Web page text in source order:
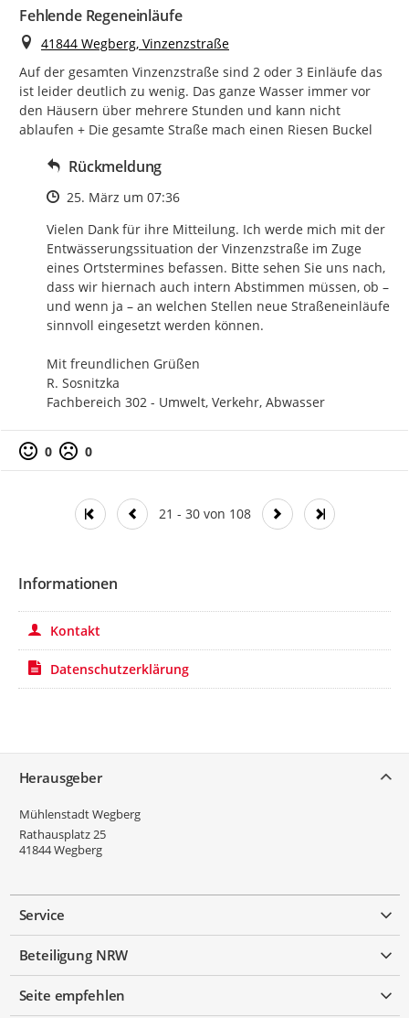
Fehlende Regeneinläufe
Ort
41844 Wegberg, Vinzenzstraße
Auf der gesamten Vinzenzstraße sind 2 oder 3 Einläufe das
ist leider deutlich zu wenig. Das ganze Wasser immer vor
den Häusern über mehrere Stunden und kann nicht
ablaufen + Die gesamte Straße mach einen Riesen Buckel
Rückmeldung
Zeitpunkt des Erstellens
25. März um 07:36
Vielen Dank für ihre Mitteilung. Ich werde mich mit der
Entwässerungssituation der Vinzenzstraße im Zuge
eines Ortstermines befassen. Bitte sehen Sie uns nach,
dass wir hiernach auch intern Abstimmen müssen, ob –
und wenn ja – an welchen Stellen neue Straßeneinläufe
sinnvoll eingesetzt werden können.
Mit freundlichen Grüßen
R. Sosnitzka
Fachbereich 302 - Umwelt, Verkehr, Abwasser
0 0
21 - 30 von 108
Informationen
Kontakt
Datenschutzerklärung
Herausgeber
Mühlenstadt Wegberg
Rathausplatz 25
41844Wegberg
Service
Beteiligung NRW
Seite empfehlen